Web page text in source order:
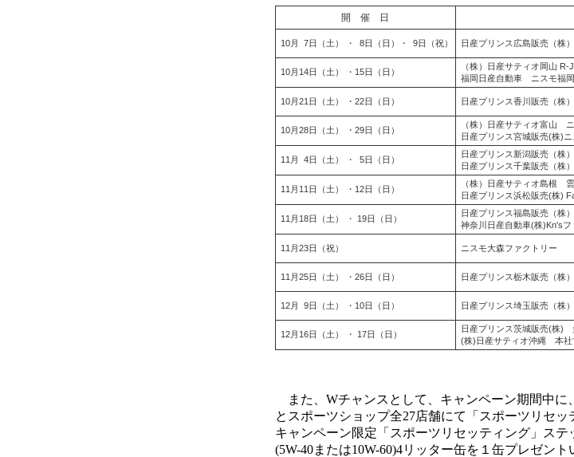
開 催 日
10月 7日（土） ・ 8日（日）・ 9日（祝） 日産プリンス広島販売（株
10月14日（土） ・15日（日）
（株）日産サティオ岡山 R-
福岡日産自動車 ニスモ福
10月21日（土） ・22日（日） 日産プリンス香川販売（株
10月28日（土） ・29日（日）
（株）日産サティオ富山
日産プリンス宮城販売(株)
11月 4日（土） ・ 5日（日）
日産プリンス新潟販売（株
日産プリンス千葉販売（株
11月11日（土） ・12日（日）
（株）日産サティオ島根
日産プリンス浜松販売(株)
11月18日（土） ・ 19日（日）
日産プリンス福島販売（株
神奈川日産自動車(株)Kn's
11月23日（祝） ニスモ大森ファクトリー
11月25日（土） ・26日（日） 日産プリンス栃木販売（株
12月 9日（土） ・10日（日） 日産プリンス埼玉販売（株
12月16日（土） ・ 17日（日）
日産プリンス茨城販売(株)
(株)日産サティオ沖縄 本社
また、Wチャンスとして、キャンペーン期間中に
とスポーツショップ全27店舗にて「スポーツリセッ
キャンペーン限定「スポーツリセッティング」ス
(5W-40または10W-60)4リッター缶を１缶プレゼント